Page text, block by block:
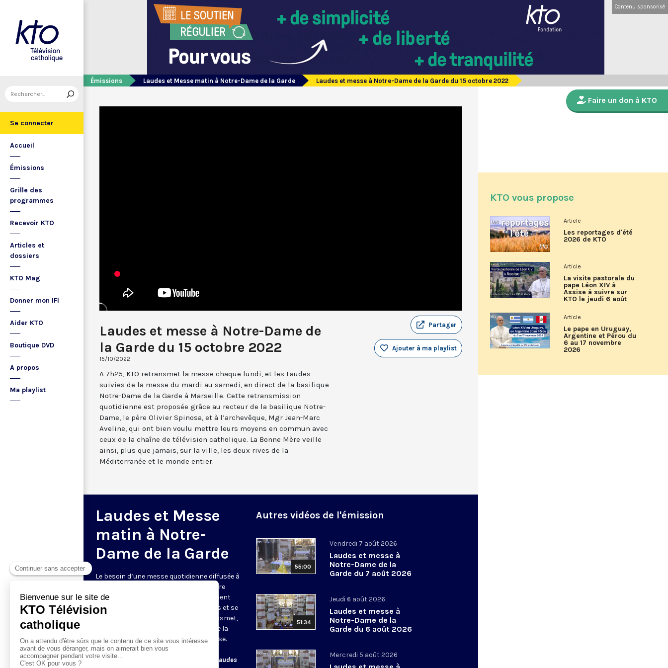
Se connecter
Accueil
Émissions
Grille des
programmes
Recevoir KTO
Articles et
dossiers
KTO Mag
Donner mon IFI
Aider KTO
Boutique DVD
A propos
Ma playlist
Contenu sponsorisé
Émissions Laudes et Messe matin à Notre-Dame de la Garde Laudes et messe à Notre-Dame de la Garde du 15 octobre 2022
Laudes et messe à Notre-Dame de
la Garde du 15 octobre 2022
15/10/2022
Partager
Ajouter à ma playlist
A 7h25, KTO retransmet la messe chaque lundi, et les Laudes
suivies de la messe du mardi au samedi, en direct de la basilique
Notre-Dame de la Garde à Marseille. Cette retransmission
quotidienne est proposée grâce au recteur de la basilique Notre-
Dame, le père Olivier Spinosa, et à l’archevêque, Mgr Jean-Marc
Aveline, qui ont bien voulu mettre leurs moyens en commun avec
ceux de la chaîne de télévision catholique. La Bonne Mère veille
ainsi, plus que jamais, sur la ville, les deux rives de la
Méditerranée et le monde entier.
Laudes et Messe
matin à Notre-
Dame de la Garde
Le besoin d’une messe quotidienne diffusée à
la télévision a été exprimé d’une manière
encore plus forte pendant le confinement
dans de nombreux pays francophones et se
maintient depuis la reprise. KTO retransmet,
en direct de la basilique Notre-Dame de la
Garde, à Marseille, les laudes et la messe.
Le lundi à 7h25, la messe
Du mardi au samedi à 7h25, messe avec laudes
Autres vidéos de l'émission
55:00
Vendredi 7 août 2026
Laudes et messe à
Notre-Dame de la
Garde du 7 août 2026
51:34
Jeudi 6 août 2026
Laudes et messe à
Notre-Dame de la
Garde du 6 août 2026
Mercredi 5 août 2026
Faire un don à KTO
KTO vous propose
Article
Les reportages d'été
2026 de KTO
Article
La visite pastorale du
pape Léon XIV à
Assise à suivre sur
KTO le jeudi 6 août
Article
Le pape en Uruguay,
Argentine et Pérou du
6 au 17 novembre
2026